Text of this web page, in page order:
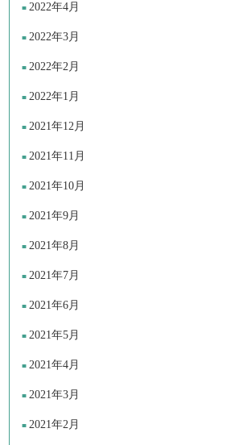
2022年4月
2022年3月
2022年2月
2022年1月
2021年12月
2021年11月
2021年10月
2021年9月
2021年8月
2021年7月
2021年6月
2021年5月
2021年4月
2021年3月
2021年2月